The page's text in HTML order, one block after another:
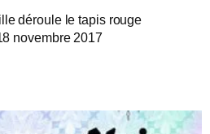
déroule le tapis rouge
novembre 2017